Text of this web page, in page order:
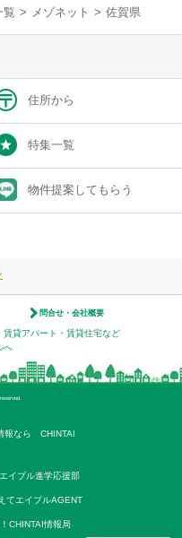
覧 > メゾネット > 佐賀県
住所から
特集一覧
物件提案してもらう
問合せ・会社概要
貸アパート・賃貸住宅など
へ
報なら CHINTAI
イブル進学応援部
てエイブルAGENT
CHINTAI情報局